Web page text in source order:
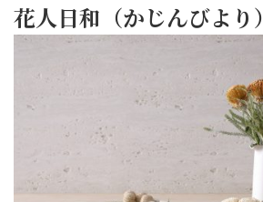
花人日和（かじんびより）